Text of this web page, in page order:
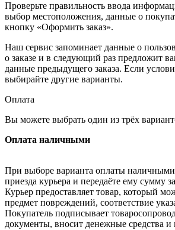
Проверьте правильность ввода
выбор местоположения, данные о
кнопку «Оформить заказ».
Наш сервис запоминает данные о
о заказе и в следующий раз предложит
данные предыдущего заказа. Если
выбирайте другие варианты.
Оплата
Вы можете выбрать один из трёх
Оплата наличными
При выборе варианта оплаты
приезда курьера и передаёте ему сумму
Курьер предоставляет товар, который
предмет повреждений, соответствие
Покупатель подписывает
документы, вносит денежные средства и